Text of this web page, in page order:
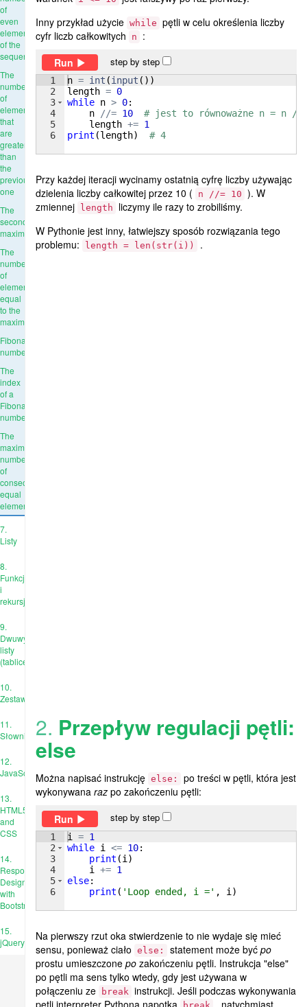
of
even
elements
of the
sequence
The
number
of
elements
that
are
greater
than
the
previous
one
The
second
maximum
The
number
of
elements
equal
to the
maximum
Fibonacci
numbers
The
index
of a
Fibonacci
number
The
maximum
number
of
consecutive
equal
elements
7.
Listy
8.
Funkcje
i
rekursja
9.
Dwuwymiarowe
listy
(tablice)
10.
Zestawy
11.
Słowniki
12.
JavaScript
13.
HTML5
and
CSS
14.
Responsive
Design
with
Bootstrap
15.
jQuery
Inny przykład użycie while pętli w celu określenia liczby
cyfr liczb całkowitych
n
:
Run
step by step
1
2
3
4
5
6
n = int (input ( ))
length = 0
while n > 0:
n
//= 10
# jest to równoważne n = n //
length += 1
print (length) # 4
Przy każdej iteracji wycinamy ostatnią cyfrę liczby używając
dzielenia liczby całkowitej przez 10 (
n //= 10 ). W
zmiennej
length
liczymy ile razy to zrobiliśmy.
W Pythonie jest inny, łatwiejszy sposób rozwiązania tego
problemu:
length = len(str(i)) .
2. Przepływ regulacji pętli:
else
Można napisać instrukcję else:
po treści w pętli, która jest
wykonywanaraz po zakończeniu pętli:
Run
step by step
1
2
3
4
5
6
i = 1
while i <= 10:
print (i )
i
+= 1
else:
print ( 'Loop ended, i =' , i )
Na pierwszy rzut oka stwierdzenie to nie wydaje się mieć
sensu, ponieważ ciało
else: statement może byćpo
prostu umieszczonepo zakończeniu pętli. Instrukcja "else"
po pętli ma sens tylko wtedy, gdy jest używana w
połączeniu ze
break instrukcji. Jeśli podczas wykonywania
pętli interpreter Pythona napotka
, natychmiast